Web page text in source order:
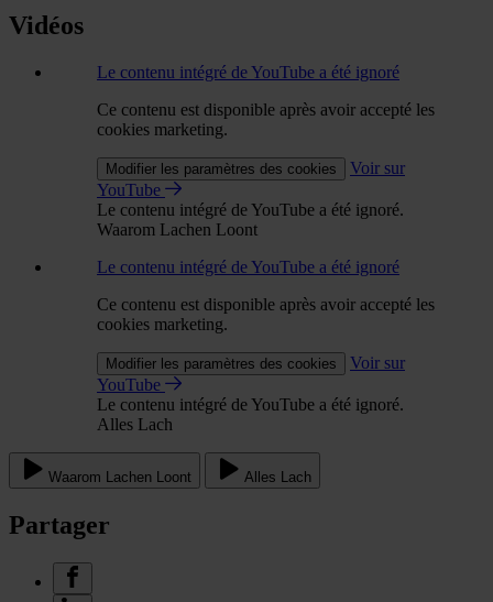
Vidéos
Le contenu intégré de YouTube a été ignoré
Ce contenu est disponible après avoir accepté les
cookies marketing.
Modifier les paramètres des cookies
Voir sur
YouTube
Le contenu intégré de YouTube a été ignoré.
Waarom Lachen Loont
Le contenu intégré de YouTube a été ignoré
Ce contenu est disponible après avoir accepté les
cookies marketing.
Modifier les paramètres des cookies
Voir sur
YouTube
Le contenu intégré de YouTube a été ignoré.
Alles Lach
Waarom Lachen Loont Alles Lach
Partager